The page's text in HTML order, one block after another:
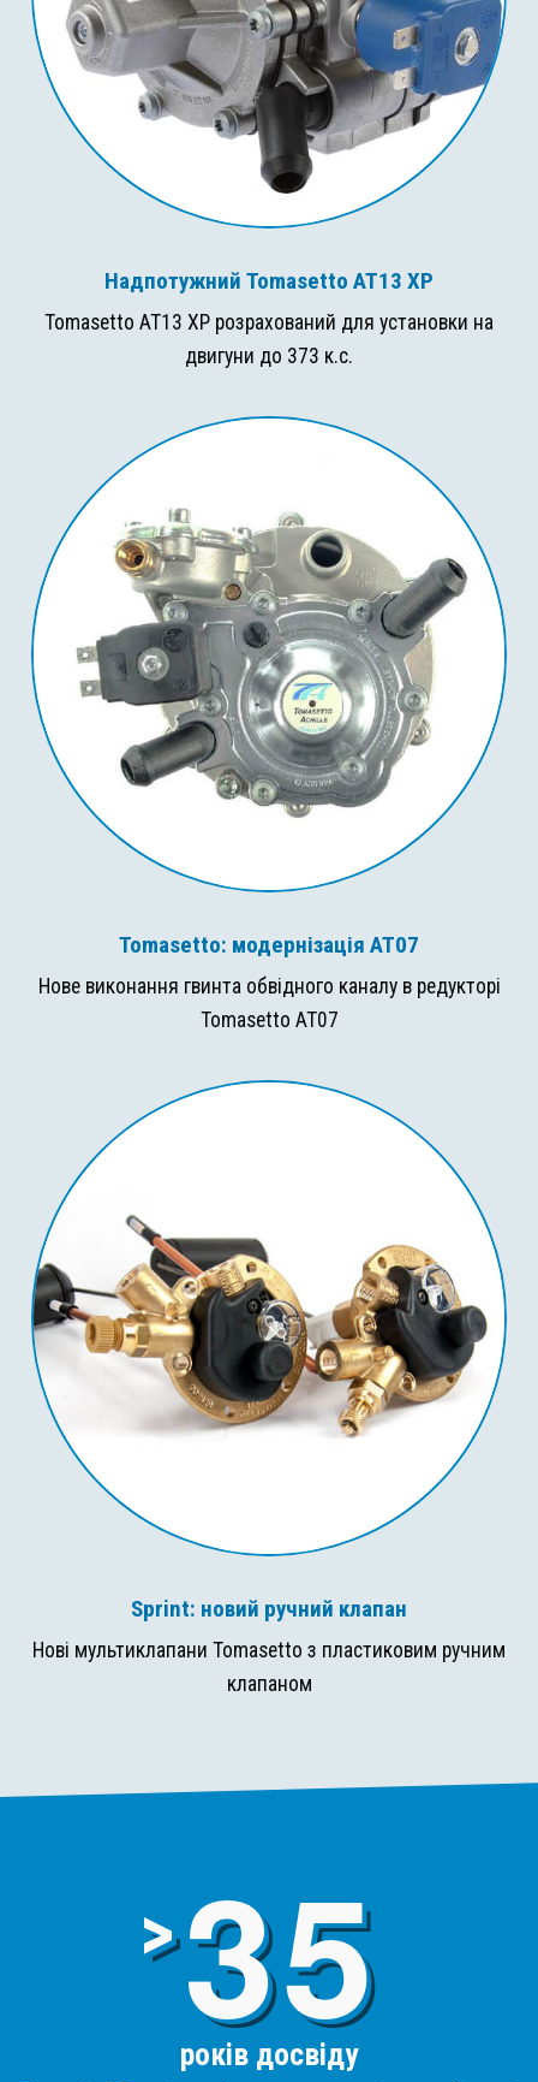
Надпотужний Tomasetto AT13 XP
Tomasetto AT13 XP розрахований для установки на
двигуни до 373 к.с.
Tomasetto: модернізація AT07
Нове виконання гвинта обвідного каналу в редукторі
Tomasetto AT07
Sprint: новий ручний клапан
Нові мультиклапани Tomasetto з пластиковим ручним
клапаном
>3
років досвіду